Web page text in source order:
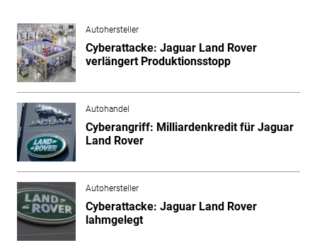
Autohersteller
Cyberattacke: Jaguar Land Rover
verlängert Produktionsstopp
Autohandel
Cyberangriff: Milliardenkredit für Jaguar
Land Rover
Autohersteller
Cyberattacke: Jaguar Land Rover
lahmgelegt